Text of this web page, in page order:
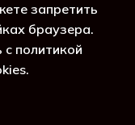
запретить
браузера.
политикой